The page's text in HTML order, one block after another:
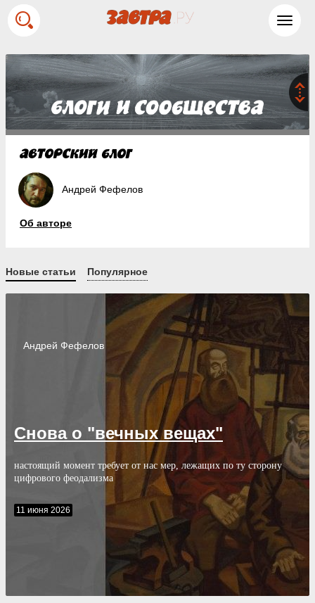
Андрей Фефелов
Об авторе
Новые статьи Популярное
Андрей Фефелов
Снова о "вечных вещах"
настоящий момент требует от нас мер, лежащих по ту сторону
цифрового феодализма
11 июня 2026